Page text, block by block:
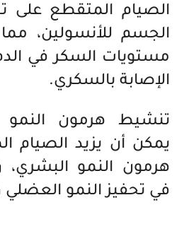
الصيام المتقطع
الجسم للأنسولين،
مستويات السكر في
الإصابة بالسكري.
يمكن أن يزيد الصيام
هرمون النمو البشري،
في تحفيز النمو